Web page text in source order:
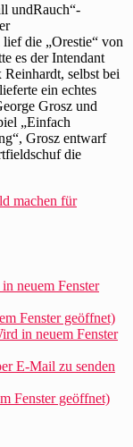
undRauch“-
die „Orestie“ von
es der Intendant
Reinhardt, selbst bei
ein echtes
Grosz und
„Einfach
Grosz entwarf
die
machen für
neuem Fenster
Fenster geöffnet)
in neuem Fenster
E-Mail zu senden
Fenster geöffnet)